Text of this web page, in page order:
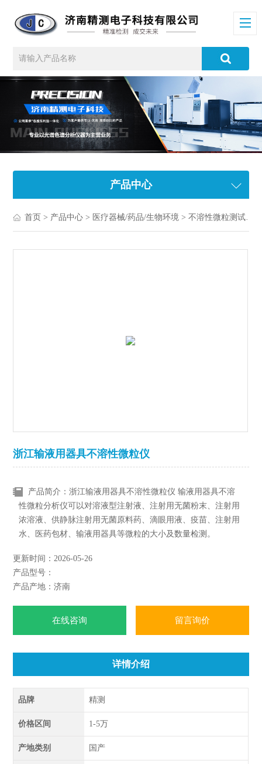
产品中心
首页 > 产品中心 > 医疗器械/药品/生物环境 >不溶性微粒测试仪
浙江输液用器具不溶性微粒仪
产品简介：浙江输液用器具不溶性微粒仪 输液用器具不溶
性微粒分析仪可以对溶液型注射液、注射用无菌粉末、注射用
浓溶液、供静脉注射用无菌原料药、滴眼用液、疫苗、注射用
水、医药包材、输液用器具等微粒的大小及数量检测。
更新时间：2026-05-26
产品型号：
产品产地：济南
在线咨询 留言询价
详情介绍
品牌 精测
价格区间 1-5万
产地类别 国产